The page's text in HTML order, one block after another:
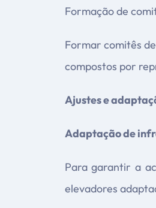
Formação de
Formar comitês
compostos por
Ajustes e
Adaptação de
Para garantir a
elevadores